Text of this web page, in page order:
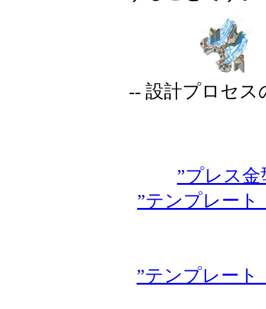
-- 設計プロセス
”プレス
”テンプレー
”テンプレート